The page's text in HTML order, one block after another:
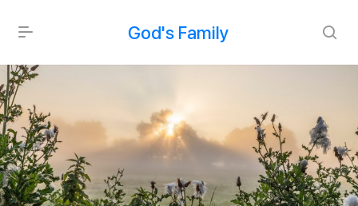
God's Family